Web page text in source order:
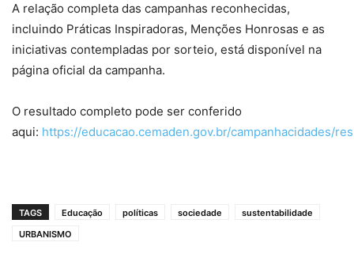
A relação completa das campanhas reconhecidas,
incluindo Práticas Inspiradoras, Menções Honrosas e as
iniciativas contempladas por sorteio, está disponível na
página oficial da campanha.
O resultado completo pode ser conferido
aqui: https://educacao.cemaden.gov.br/campanhacidades/
TAGS Educação políticas sociedade
sustentabilidade
URBANISMO